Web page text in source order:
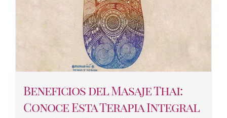
Beneficios del Masaje Thai:
Conoce Esta Terapia Integral